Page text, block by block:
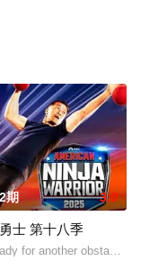
群和驼鹿的栖息
期 3.0
士 第十八季
for another obstacle